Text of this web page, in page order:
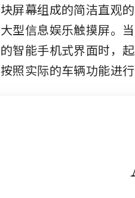
块屏幕组成的简洁直观
大型信息娱乐触摸屏。
的智能手机式界面时，
按照实际的车辆功能进行